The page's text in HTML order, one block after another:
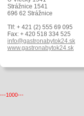
Strážnice 1541
696 62 Strážnice
Tlf: + 421 (2) 555 69 095
Fax: + 420 518 334 525
info@gastronabytok24.sk
www.gastronabytok24.sk
---1000---